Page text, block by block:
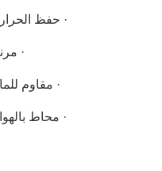
· حفظ
·
· مقاوم
· محاط